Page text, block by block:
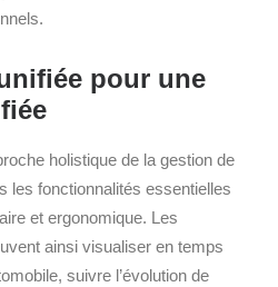
pour une
holistique de la gestion de
les fonctionnalités essentielles
et ergonomique. Les
ainsi visualiser en temps
suivre l’évolution de